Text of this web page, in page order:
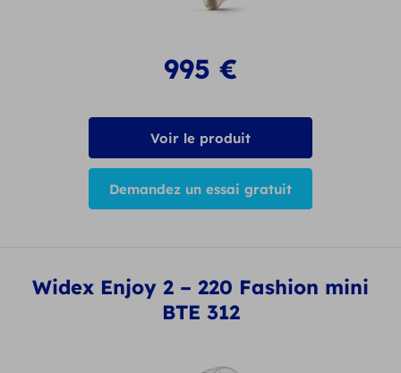
995 €
Voir le produit
Demandez un essai gratuit
Widex Enjoy 2 – 220 Fashion mini
BTE 312